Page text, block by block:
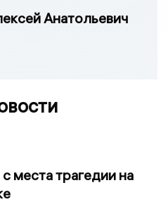
Анатольевич
места трагедии на